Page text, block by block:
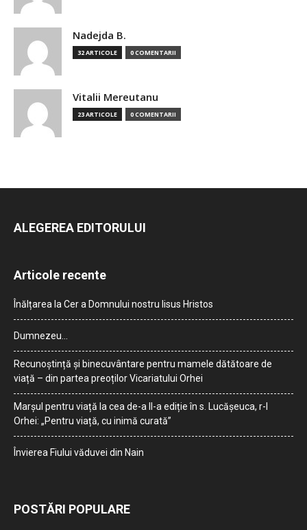
Nadejda B.
32 ARTICOLE 0 COMENTARII
Vitalii Mereutanu
23 ARTICOLE 0 COMENTARII
ALEGEREA EDITORULUI
Articole recente
Înălțarea la Cer a Domnului nostru Iisus Hristos
Dumnezeu…
Recunoștință și binecuvântare pentru mamele dătătoare de
viață – din partea preoților Vicariatului Orhei
Marșul pentru viață la cea de-a II-a ediție în s. Lucășeuca, r-l
Orhei: „Pentru viață, cu inimă curată”
Învierea Fiului văduvei din Nain
POSTĂRI POPULARE